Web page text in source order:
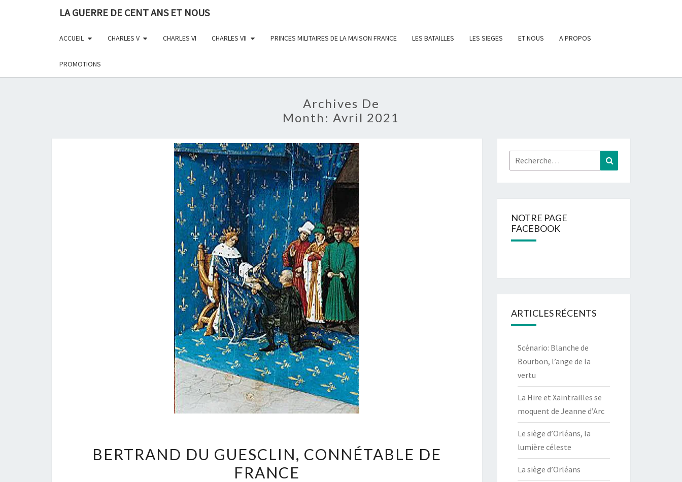
LA GUERRE DE CENT ANS ET NOUS
ACCUEIL CHARLES V CHARLES VI CHARLES VII PRINCES MILITAIRES DE LA MAISON FRANCE LES BATAILLES LES SIEGES ET NOUS A PROPOS
PROMOTIONS
Archives De
Month: Avril 2021
DU
GUESCLIN,
BERTRAND DU GUESCLIN, CONNÉTABLE DE
FRANCE
Rechercher :
NOTRE PAGE
FACEBOOK
ARTICLES RÉCENTS
Scénario: Blanche de
Bourbon, l’ange de la
vertu
La Hire et Xaintrailles se
moquent de Jeanne d’Arc
Le siège d’Orléans, la
lumière céleste
La siège d’Orléans